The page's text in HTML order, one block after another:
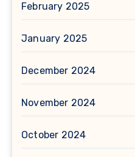
February 2025
January 2025
December 2024
November 2024
October 2024